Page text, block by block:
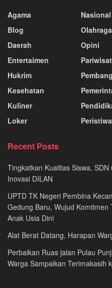
Agama
Blog
Daerah
Entertaimen
Hukrim
Kesehatan
Kuliner
Loker
Nasional
Olahraga
Opini
Peristiwa
Recent Posts
Tingkatkan Kualitas Siswa,
Inovasi DILAN
UPTD TK Negeri Pembina
Gedung Baru, Wujud
Anak Usia Dini
Alat Berat Datang, Harapan
Perbaikan Ruas jalan Pulau
Warga Sampaikan Terimakasih